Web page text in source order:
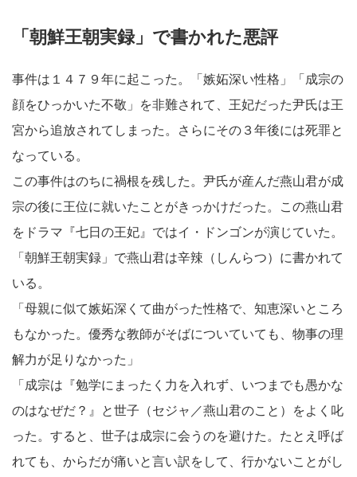
「朝鮮王朝実録」で書かれた悪評
事件は１４７９年に起こった。「嫉妬深い性格」「成宗の
顔をひっかいた不敬」を非難されて、王妃だった尹氏は王
宮から追放されてしまった。さらにその３年後には死罪と
なっている。
この事件はのちに禍根を残した。尹氏が産んだ燕山君が成
宗の後に王位に就いたことがきっかけだった。この燕山君
をドラマ『七日の王妃』ではイ・ドンゴンが演じていた。
「朝鮮王朝実録」で燕山君は辛辣（しんらつ）に書かれて
いる。
「母親に似て嫉妬深くて曲がった性格で、知恵深いところ
もなかった。優秀な教師がそばについていても、物事の理
解力が足りなかった」
「成宗は『勉学にまったく力を入れず、いつまでも愚かな
のはなぜだ？』と世子（セジャ／燕山君のこと）をよく叱
った。すると、世子は成宗に会うのを避けた。たとえ呼ば
れても、からだが痛いと言い訳をして、行かないことがし